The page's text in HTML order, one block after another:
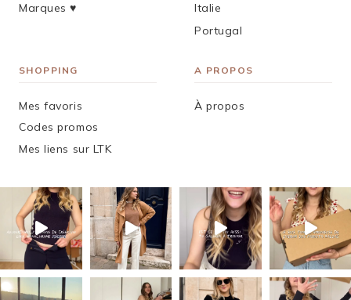
Marques ♥︎
Italie
Portugal
SHOPPING
Mes favoris
Codes promos
Mes liens sur LTK
A PROPOS
À propos